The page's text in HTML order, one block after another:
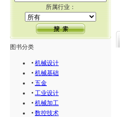
所属行业：
图书分类
• 机械设计
• 机械基础
• 五金
• 工业设计
• 机械加工
• 数控技术